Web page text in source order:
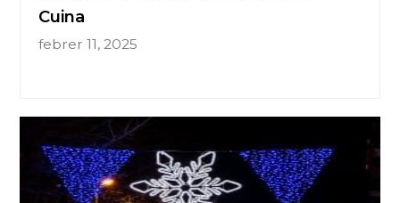
Cuina
febrer 11, 2025